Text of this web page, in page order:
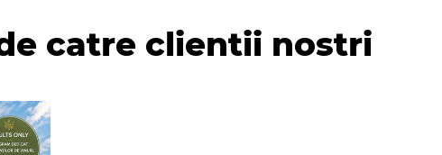
catre clientii nostri